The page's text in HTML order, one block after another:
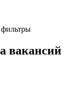
вакансий